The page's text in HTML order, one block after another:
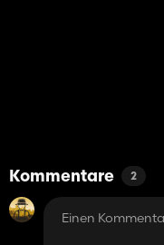
Kommentare 2